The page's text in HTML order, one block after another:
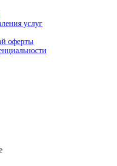
услуг
оферты